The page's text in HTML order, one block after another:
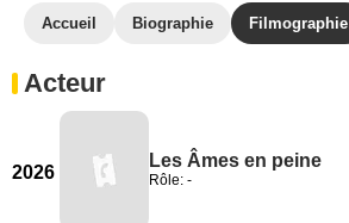
Accueil Biographie Filmographie
Acteur
2026
Les Âmes en peine
Rôle: -